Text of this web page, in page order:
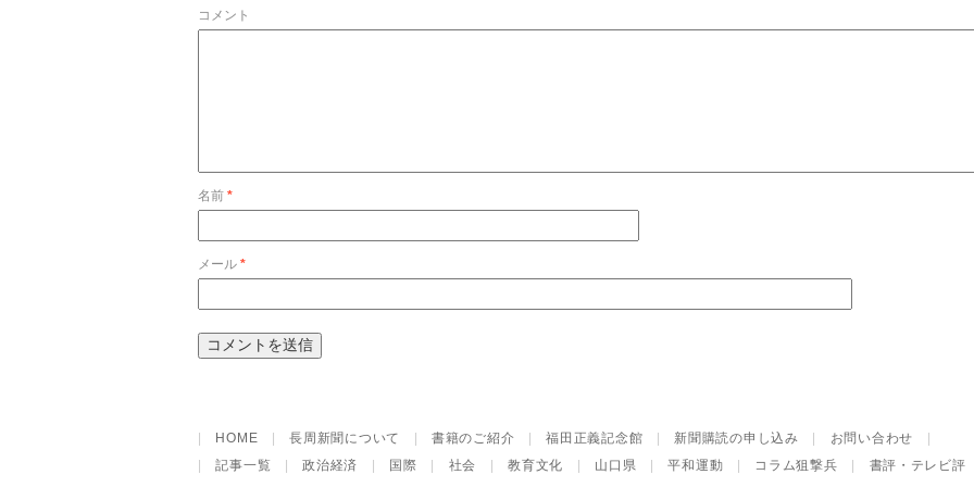
コメント
名前 *
メール *
HOME |長周新聞について |書籍のご紹介 |福田正義記念館 新聞購読の申し込み お問い合わせ
|記事一覧 |政治経済 国際 社会 |教育文化 山口県 |平和運動 コラム狙撃兵 書評・テレビ評